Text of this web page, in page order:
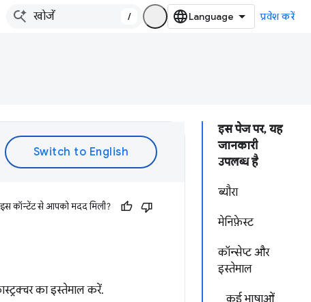
/ प्रवेश करें
इस पेज पर, यह
जानकारी
उपलब्ध है
ब्यौरा
मेनिफ़ेस्ट
कॉन्सेप्ट और
इस्तेमाल
कई भाषाओं
कॉन्टेंट से आपको मदद मिली?
का इस्तेमाल करें.